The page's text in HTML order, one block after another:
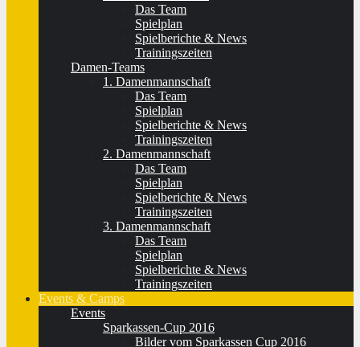
Das Team
Spielplan
Spielberichte & News
Trainingszeiten
Damen-Teams
1. Damenmannschaft
Das Team
Spielplan
Spielberichte & News
Trainingszeiten
2. Damenmannschaft
Das Team
Spielplan
Spielberichte & News
Trainingszeiten
3. Damenmannschaft
Das Team
Spielplan
Spielberichte & News
Trainingszeiten
Events & Camps
Events
Sparkassen-Cup 2016
Bilder vom Sparkassen Cup 2016